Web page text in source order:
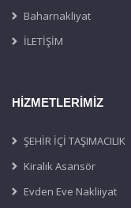
Baharnakliyat
İLETİŞİM
HİZMETLERİMİZ
ŞEHİR İÇİ TAŞIMACILIK
Kiralık Asansör
Evden Eve Nakliiyat